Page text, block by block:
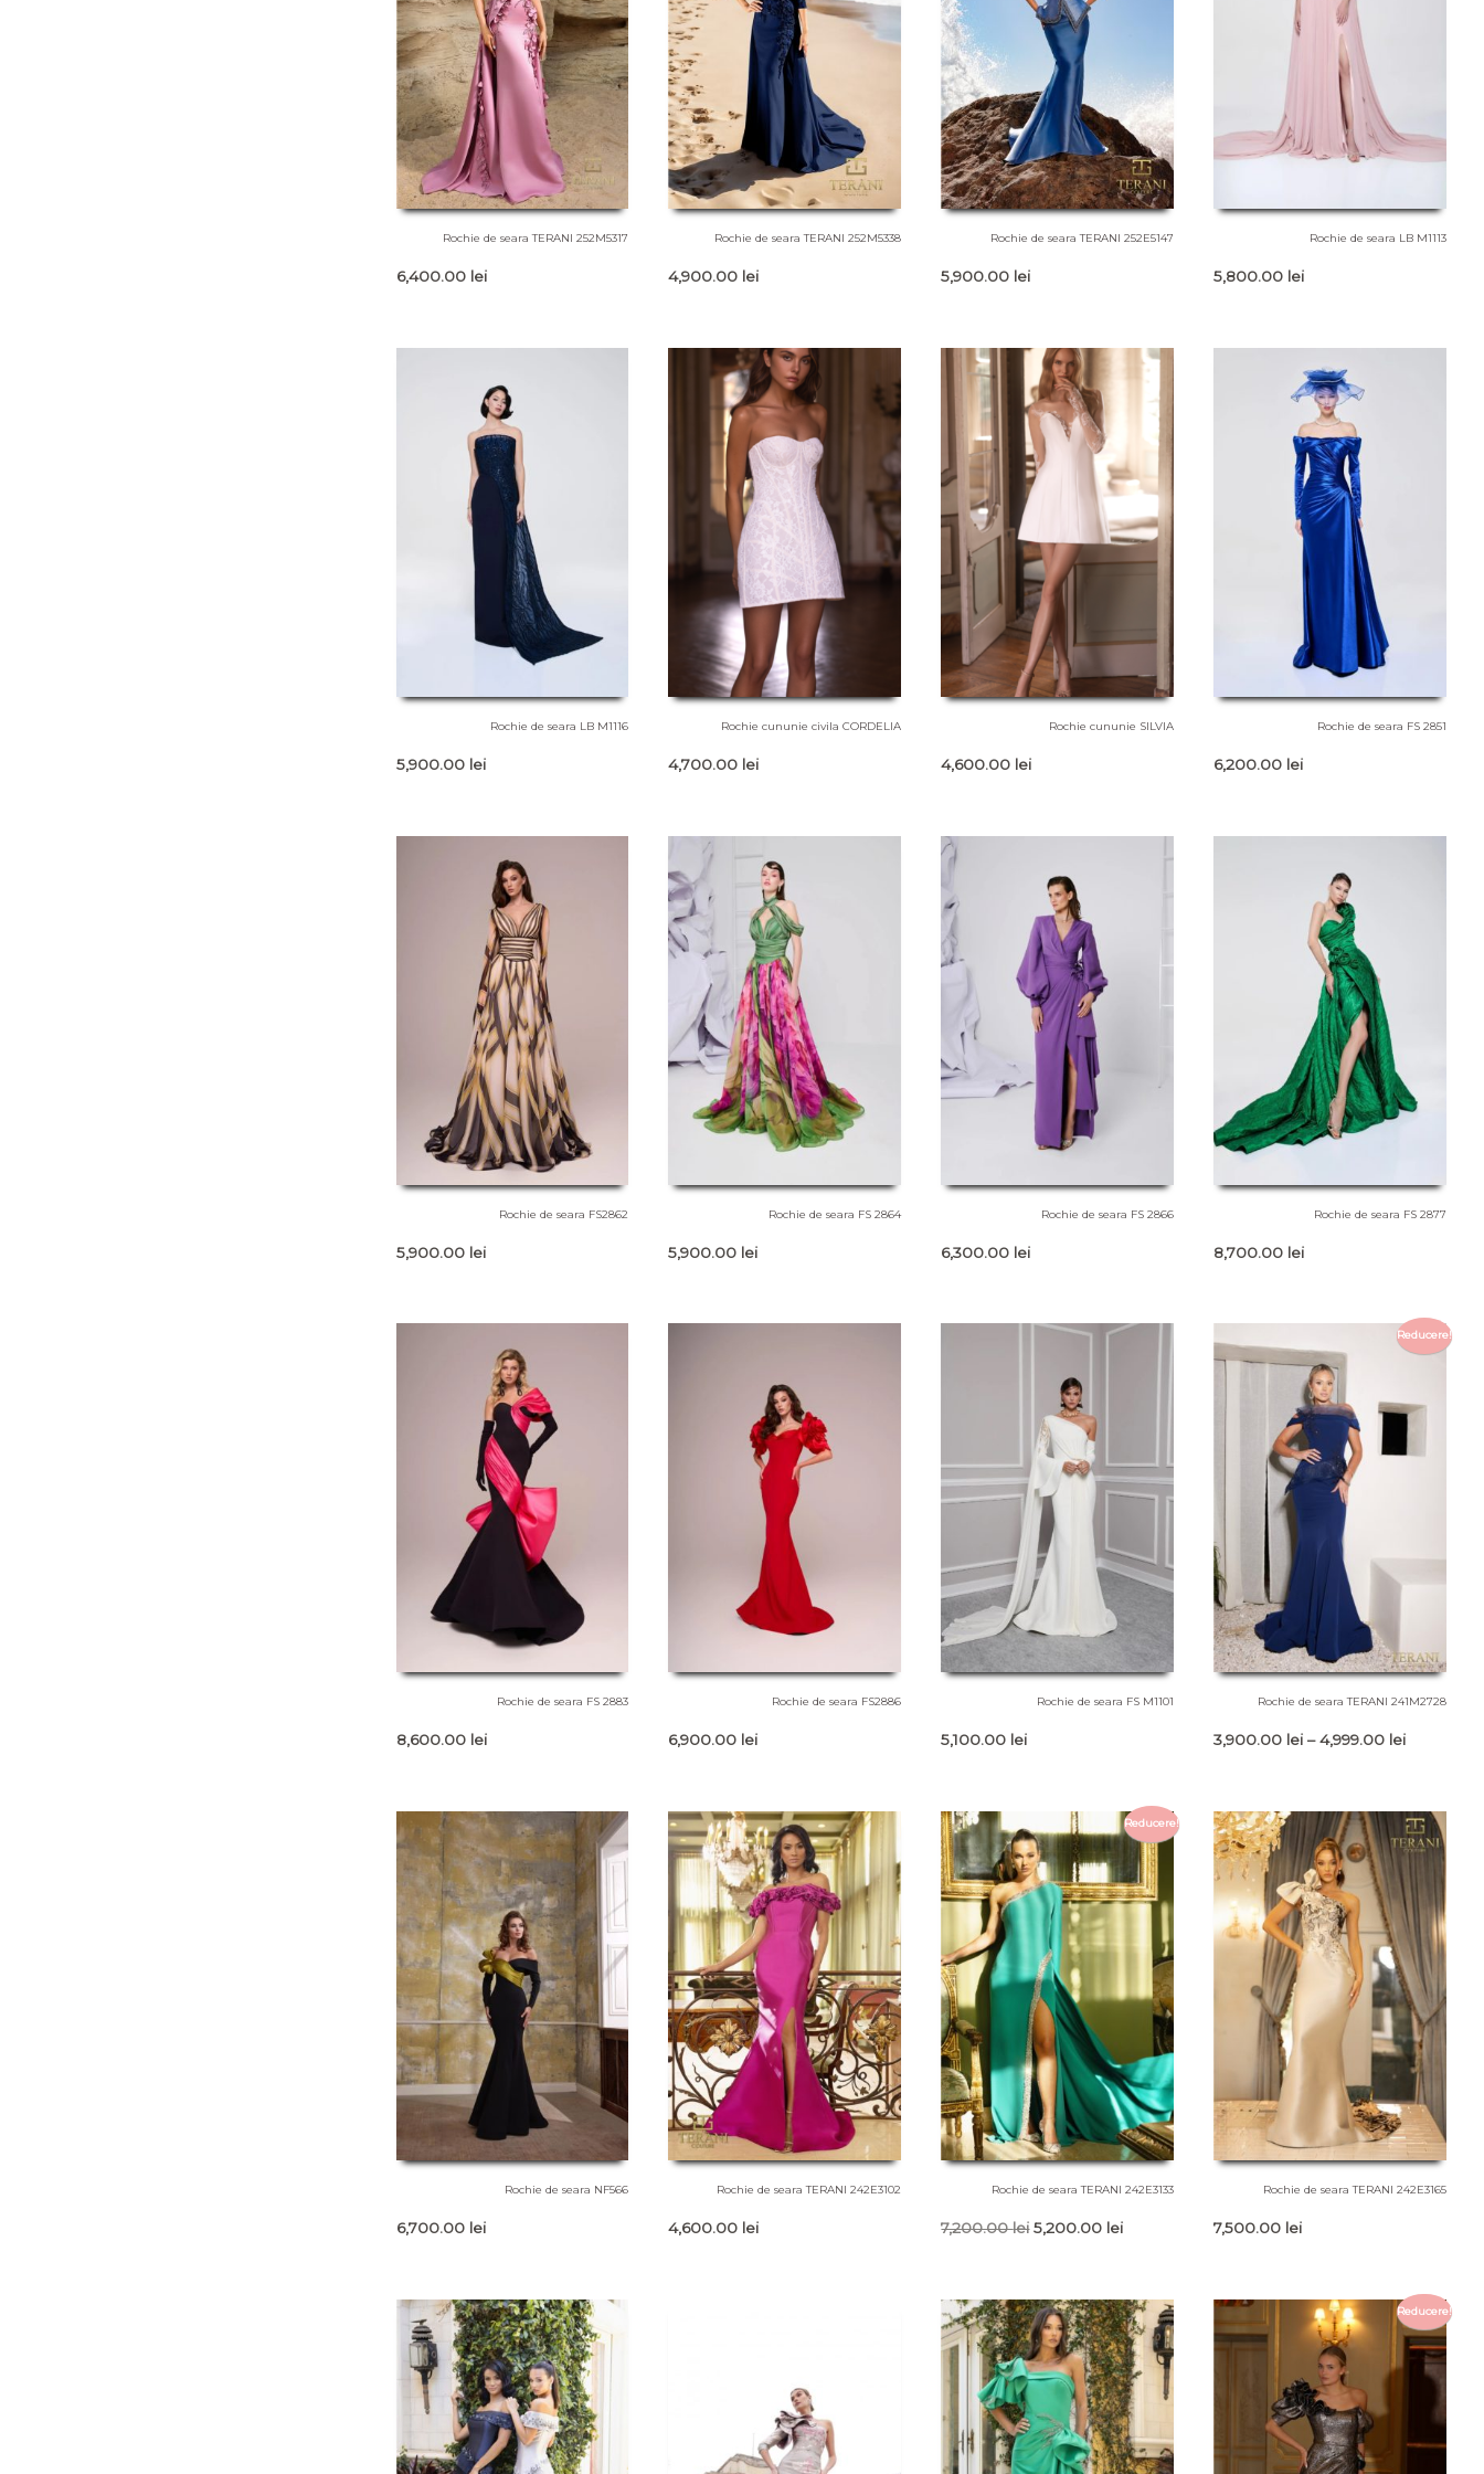
Rochie de seara TERANI 252M5317
6,400.00 lei
Rochie de seara TERANI 252M5338
4,900.00 lei
Rochie de seara TERANI 252E5147
5,900.00 lei
Rochie de seara LB M1113
5,800.00 lei
Rochie de seara LB M1116
5,900.00 lei
Rochie cununie civila CORDELIA
4,700.00 lei
Rochie cununie SILVIA
4,600.00 lei
Rochie de seara FS 2851
6,200.00 lei
Rochie de seara FS2862
5,900.00 lei
Rochie de seara FS 2864
5,900.00 lei
Rochie de seara FS 2866
6,300.00 lei
Rochie de seara FS 2877
8,700.00 lei
Rochie de seara FS 2883
8,600.00 lei
Rochie de seara FS2886
6,900.00 lei
Rochie de seara FS M1101
5,100.00 lei
Reducere!
Rochie de seara TERANI 241M2728
3,900.00 lei – 4,999.00 leiInterval
până
la
4,999.00
Rochie de seara NF566
6,700.00 lei
Rochie de seara TERANI 242E3102
4,600.00 lei
Reducere!
Rochie de seara TERANI 242E3133
7,200.00lei Prețul
7,200.00 lei.
5,200.00 leiPrețul
Rochie de seara TERANI 242E3165
7,500.00 lei
Reducere!